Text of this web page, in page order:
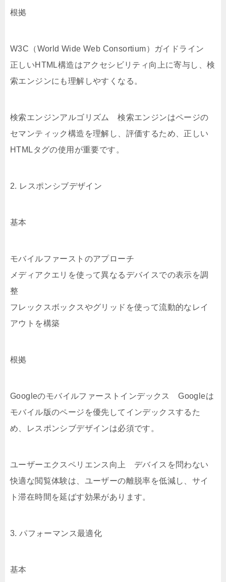
根拠
W3C（World Wide Web Consortium）ガイドライン
正しいHTML構造はアクセシビリティ向上に寄与し、検
索エンジンにも理解しやすくなる。
検索エンジンアルゴリズム 検索エンジンはページの
セマンティック構造を理解し、評価するため、正しい
HTMLタグの使用が重要です。
2. レスポンシブデザイン
基本
モバイルファーストのアプローチ
メディアクエリを使って異なるデバイスでの表示を調
整
フレックスボックスやグリッドを使って流動的なレイ
アウトを構築
根拠
Googleのモバイルファーストインデックス Googleは
モバイル版のページを優先してインデックスするた
め、レスポンシブデザインは必須です。
ユーザーエクスペリエンス向上 デバイスを問わない
快適な閲覧体験は、ユーザーの離脱率を低減し、サイ
ト滞在時間を延ばす効果があります。
3. パフォーマンス最適化
基本